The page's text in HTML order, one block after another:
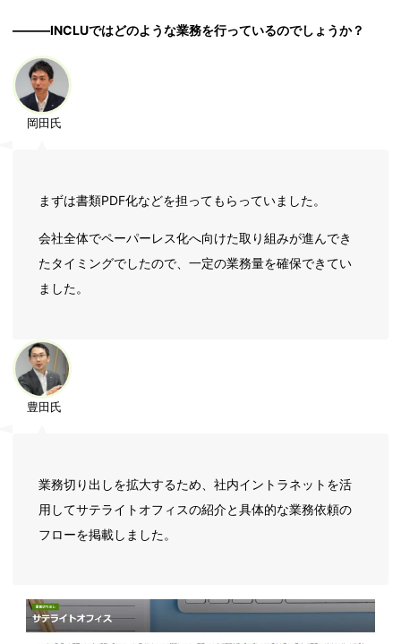
―――INCLUではどのような業務を行っているのでしょうか？
岡田氏
まずは書類PDF化などを担ってもらっていました。
会社全体でペーパーレス化へ向けた取り組みが進んでき
たタイミングでしたので、一定の業務量を確保できてい
ました。
豊田氏
業務切り出しを拡大するため、社内イントラネットを活
用してサテライトオフィスの紹介と具体的な業務依頼の
フローを掲載しました。